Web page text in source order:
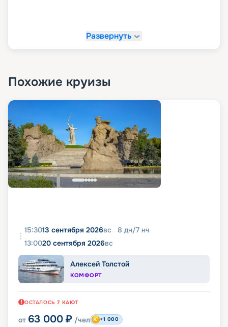
Развернуть
Похожие круизы
15:3013 сентября 2026вс 8 дн/7 нч
13:0020 сентября 2026вс
Алексей Толстой
КОМФОРТ
ОСТАЛОСЬ 7 КАЮТ
от 63 000 ₽ /чел +1 000